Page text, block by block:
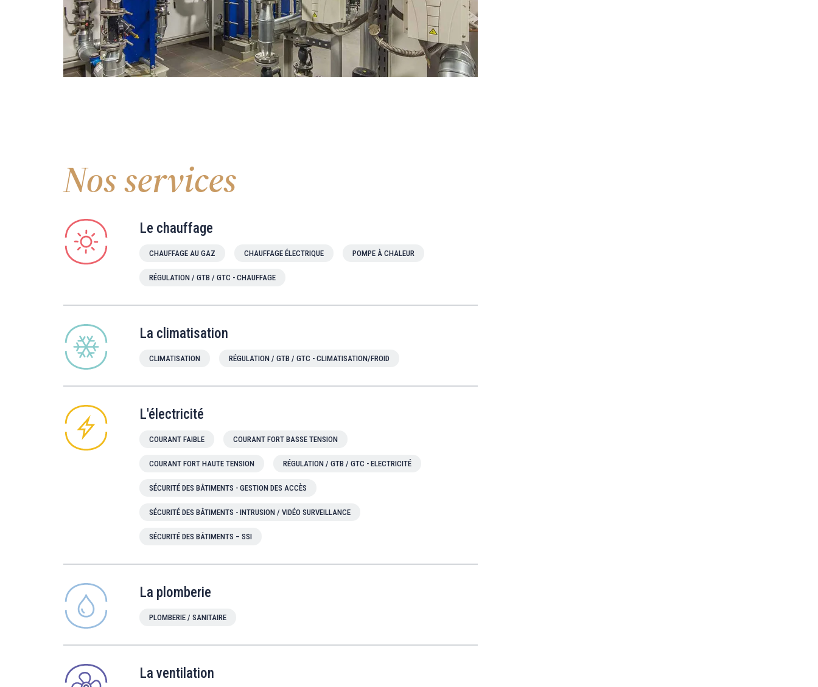
Nos services
Le chauffage
CHAUFFAGE AU GAZ CHAUFFAGE ÉLECTRIQUE POMPE À CHALEUR
RÉGULATION / GTB / GTC - CHAUFFAGE
La climatisation
CLIMATISATION RÉGULATION / GTB / GTC - CLIMATISATION/FROID
L'électricité
COURANT FAIBLE COURANT FORT BASSE TENSION
COURANT FORT HAUTE TENSION RÉGULATION / GTB / GTC - ELECTRICITÉ
SÉCURITÉ DES BÂTIMENTS - GESTION DES ACCÈS
SÉCURITÉ DES BÂTIMENTS - INTRUSION / VIDÉO SURVEILLANCE
SÉCURITÉ DES BÂTIMENTS – SSI
La plomberie
PLOMBERIE / SANITAIRE
La ventilation